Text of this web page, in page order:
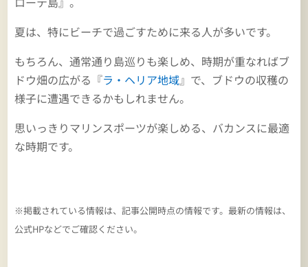
夏は、特にビーチで過ごすために来る人が多いです。
もちろん、通常通り島巡りも楽しめ、時期が重なればブ
ドウ畑の広がる『ラ・ヘリア地域』で、ブドウの収穫の
様子に遭遇できるかもしれません。
思いっきりマリンスポーツが楽しめる、バカンスに最適
な時期です。
※掲載されている情報は、記事公開時点の情報です。最新の情報は、
公式HPなどでご確認ください。